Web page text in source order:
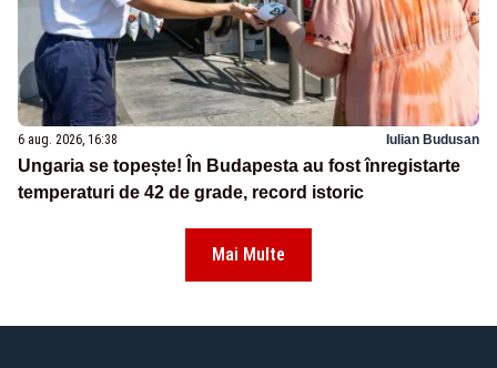
6 aug. 2026, 16:38 Iulian Budusan
Ungaria se topește! În Budapesta au fost înregistarte
temperaturi de 42 de grade, record istoric
Mai Multe